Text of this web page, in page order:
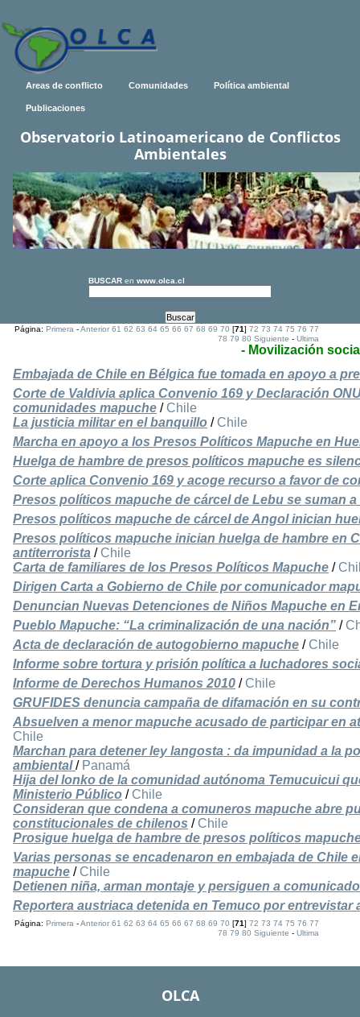
Areas de conflicto Comunidades Política ambiental
Publicaciones
Observatorio Latinoamericano de Conflictos
Ambientales
BUSCAR en www.olca.cl
Página:Primera -Anterior 61 62 63 64 65 66 67 68 69 70 [71]72 73 74 75 76 77
78 79 80 Siguiente -Ultima
- Movilización
Embajada de Chile en Bélgica fue tomada en apoyo a
Corte de Valdivia aplica Convenio 169 y Declaración
comunidades mapuche / Chile
La justicia militar en el banquillo / Chile
Marcha en apoyo a los Presos Políticos Mapuche en
Huelga de hambre de presos políticos mapuche es
Corte aplica Convenio 169 y acoge recurso a favor de
Presos políticos mapuche de cárcel de Lebu se suman
Presos políticos mapuche de cárcel de Angol inician
Presos políticos mapuche inician huelga de hambre en
antiterrorista / Chile
Carta de familiares de los Presos Políticos Mapuche /
Dirigen Carta a Gobierno de Chile por comunicador
Denuncian Nuevas Detenciones de Niños Mapuche en
Pueblo Mapuche: “La criminalización de una nación” /
Acta de declaración de autogobierno mapuche / Chile
Informe sobre tortura y prisión política a luchadores
Informe de Derechos Humanos 2010 / Chile
GRUFIDES denuncia campaña de difamación en su
Absuelven a menor mapuche acusado de participar en
Chile
Marchan para detener ley langosta : da impunidad a la
ambiental/ Panamá
Hija del lonko de la comunidad autónoma Temucuicui
Ministerio Público / Chile
Consideran que condena a comuneros mapuche abre
constitucionales de chilenos / Chile
Prosigue huelga de hambre de presos políticos
Varias personas se encadenaron en embajada de Chile
mapuche / Chile
Detienen niña, arman montaje y persiguen a
Reportera austriaca detenida en Temuco por entrevistar
Página:Primera -Anterior 61 62 63 64 65 66 67 68 69 70 [71]72 73 74 75 76 77
78 79 80 Siguiente -Ultima
OLCA